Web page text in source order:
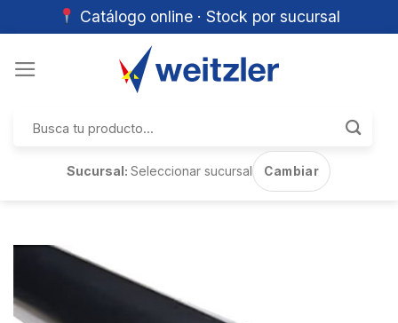
Catálogo online · Stock por sucursal
por:
Sucursal:Seleccionar sucursal Cambiar